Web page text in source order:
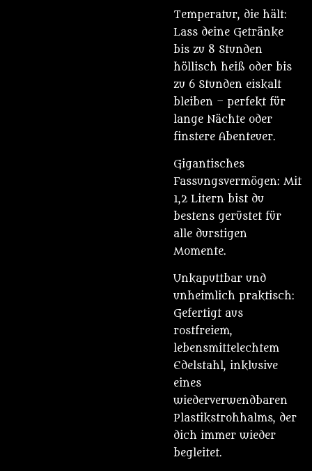
Temperatur, die hält:
Lass deine Getränke
bis zu 8 Stunden
höllisch heiß oder bis
zu 6 Stunden eiskalt
bleiben – perfekt für
lange Nächte oder
finstere Abenteuer.
Gigantisches
Fassungsvermögen: Mit
1,2 Litern bist du
bestens gerüstet für
alle durstigen
Momente.
Unkaputtbar und
unheimlich praktisch:
Gefertigt aus
rostfreiem,
lebensmittelechtem
Edelstahl, inklusive
eines
wiederverwendbaren
Plastikstrohhalms, der
dich immer wieder
begleitet.